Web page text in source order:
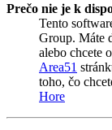
Prečo nie je k
Tento
Group. Máte
alebo chcete
Area51
toho, čo
Hore